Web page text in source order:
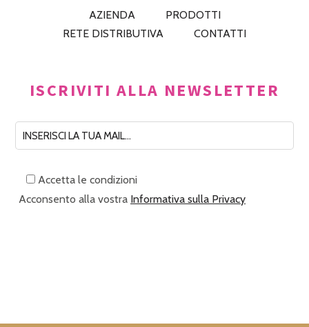
AZIENDA
PRODOTTI
RETE DISTRIBUTIVA
CONTATTI
ISCRIVITI ALLA NEWSLETTER
Accetta le condizioni
Acconsento alla vostra Informativa sulla Privacy